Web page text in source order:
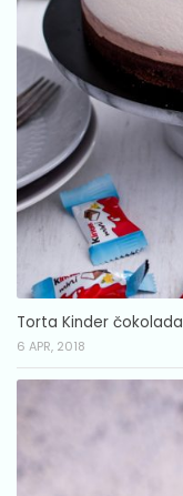
Torta Kinder čokolada
6 APR, 2018